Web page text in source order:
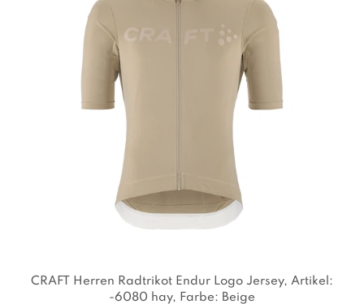
CRAFT Herren Radtrikot Endur Logo Jersey, Artikel:
-6080 hay, Farbe: Beige